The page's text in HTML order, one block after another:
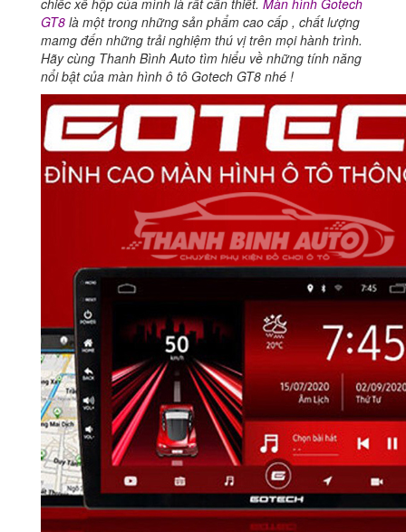
chiếc xế hộp của mình là rất cần thiết. Màn hình Gotech
GT8 là một trong những sản phẩm cao cấp , chất lượng
mamg đến những trải nghiệm thú vị trên mọi hành trình.
Hãy cùng Thanh Bình Auto tìm hiểu về những tính năng
nổi bật của màn hình ô tô Gotech GT8 nhé !